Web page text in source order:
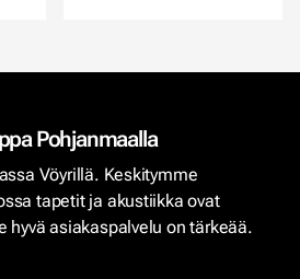
Pohjanmaalla
Vöyrillä. Keskitymme
tapetit ja akustiikka ovat
asiakaspalvelu on tärkeää.